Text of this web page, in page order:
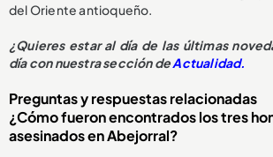
del Oriente antioqueño.
¿Quieres estar al día de las últimas
día con nuestra sección deActualidad.
Preguntas y respuestas relacionadas
¿Cómo fueron encontrados los tres
asesinados en Abejorral?